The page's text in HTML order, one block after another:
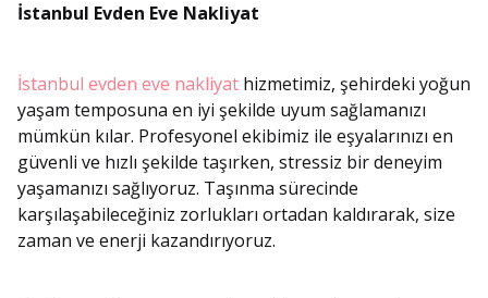
İstanbul Evden Eve Nakliyat
İstanbul evden eve nakliyat hizmetimiz, şehirdeki yoğun
yaşam temposuna en iyi şekilde uyum sağlamanızı
mümkün kılar. Profesyonel ekibimiz ile eşyalarınızı en
güvenli ve hızlı şekilde taşırken, stressiz bir deneyim
yaşamanızı sağlıyoruz. Taşınma sürecinde
karşılaşabileceğiniz zorlukları ortadan kaldırarak, size
zaman ve enerji kazandırıyoruz.